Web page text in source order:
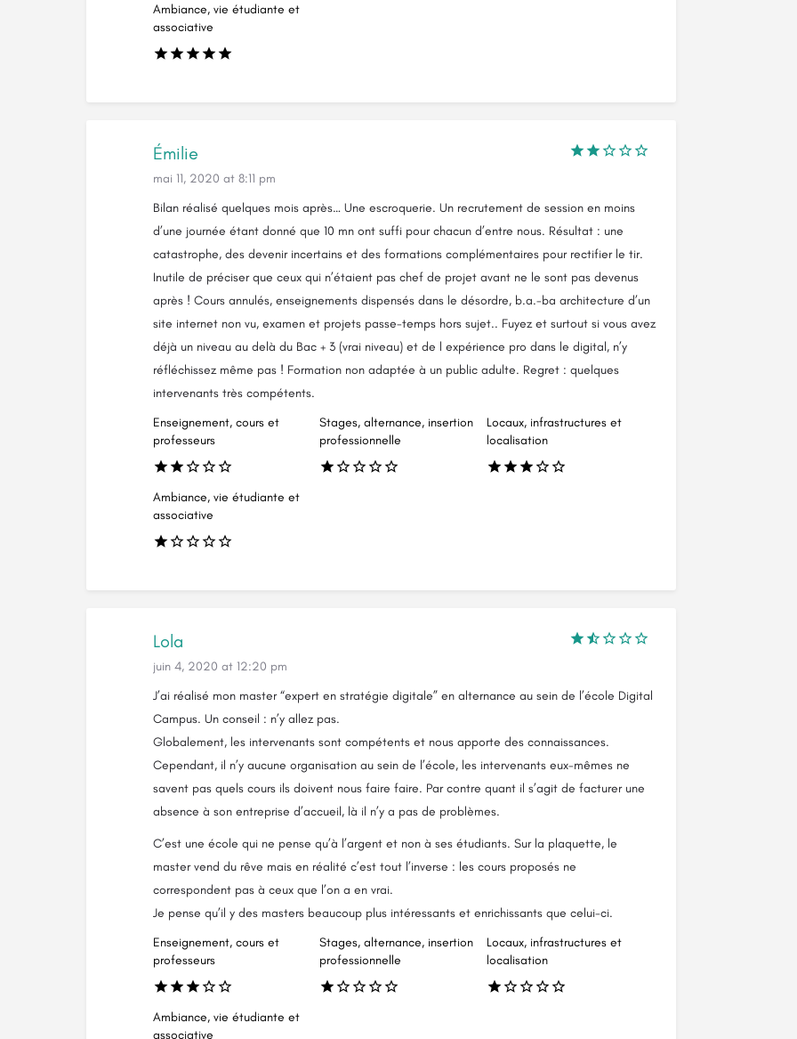
Ambiance, vie étudiante et
associative
Émilie
mai 11, 2020 at 8:11 pm
Bilan réalisé quelques mois après… Une escroquerie. Un recrutement de session en moins
d’une journée étant donné que 10 mn ont suffi pour chacun d’entre nous. Résultat : une
catastrophe, des devenir incertains et des formations complémentaires pour rectifier le tir.
Inutile de préciser que ceux qui n’étaient pas chef de projet avant ne le sont pas devenus
après ! Cours annulés, enseignements dispensés dans le désordre, b.a.-ba architecture d’un
site internet non vu, examen et projets passe-temps hors sujet.. Fuyez et surtout si vous avez
déjà un niveau au delà du Bac + 3 (vrai niveau) et de l expérience pro dans le digital, n’y
réfléchissez même pas ! Formation non adaptée à un public adulte. Regret : quelques
intervenants très compétents.
Enseignement, cours et
professeurs
Stages, alternance, insertion
professionnelle
Locaux, infrastructures et
localisation
Ambiance, vie étudiante et
associative
Lola
juin 4, 2020 at 12:20 pm
J’ai réalisé mon master “expert en stratégie digitale” en alternance au sein de l’école Digital
Campus. Un conseil : n’y allez pas.
Globalement, les intervenants sont compétents et nous apporte des connaissances.
Cependant, il n’y aucune organisation au sein de l’école, les intervenants eux-mêmes ne
savent pas quels cours ils doivent nous faire faire. Par contre quant il s’agit de facturer une
absence à son entreprise d’accueil, là il n’y a pas de problèmes.
C’est une école qui ne pense qu’à l’argent et non à ses étudiants. Sur la plaquette, le
master vend du rêve mais en réalité c’est tout l’inverse : les cours proposés ne
correspondent pas à ceux que l’on a en vrai.
Je pense qu’il y des masters beaucoup plus intéressants et enrichissants que celui-ci.
Enseignement, cours et
professeurs
Stages, alternance, insertion
professionnelle
Locaux, infrastructures et
localisation
Ambiance, vie étudiante et
associative